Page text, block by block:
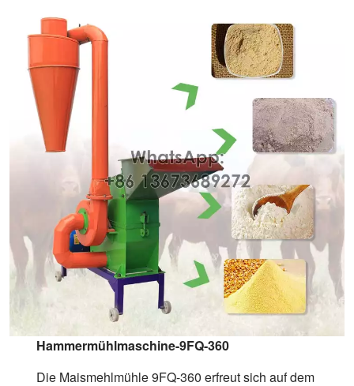
Hammermühlmaschine-9FQ-360
Die Maismehlmühle 9FQ-360 erfreut sich auf dem